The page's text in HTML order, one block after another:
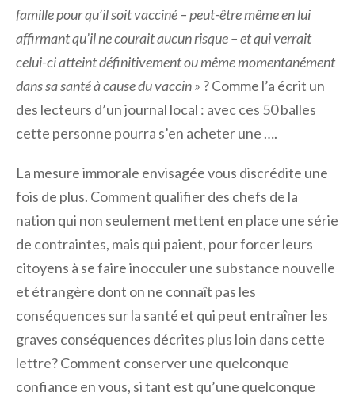
famille pour qu’il soit vacciné – peut-être même en lui
affirmant qu’il ne courait aucun risque – et qui verrait
celui-ci atteint définitivement ou même momentanément
dans sa santé à cause du vaccin » ? Comme l’a écrit un
des lecteurs d’un journal local : avec ces 50 balles
cette personne pourra s’en acheter une ….
La mesure immorale envisagée vous discrédite une
fois de plus. Comment qualifier des chefs de la
nation qui non seulement mettent en place une série
de contraintes, mais qui paient, pour forcer leurs
citoyens à se faire inocculer une substance nouvelle
et étrangère dont on ne connaît pas les
conséquences sur la santé et qui peut entraîner les
graves conséquences décrites plus loin dans cette
lettre? Comment conserver une quelconque
confiance en vous, si tant est qu’une quelconque